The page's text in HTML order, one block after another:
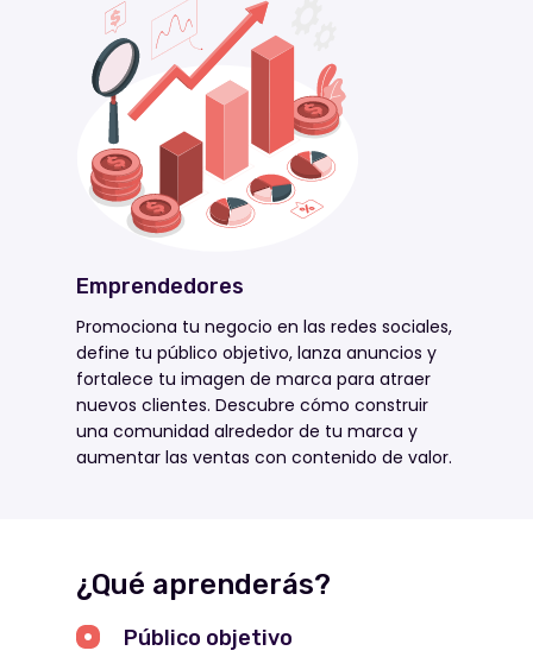
Emprendedores
Promociona tu negocio en las redes sociales,
define tu público objetivo, lanza anuncios y
fortalece tu imagen de marca para atraer
nuevos clientes. Descubre cómo construir
una comunidad alrededor de tu marca y
aumentar las ventas con contenido de valor.
¿Qué aprenderás?
Público objetivo